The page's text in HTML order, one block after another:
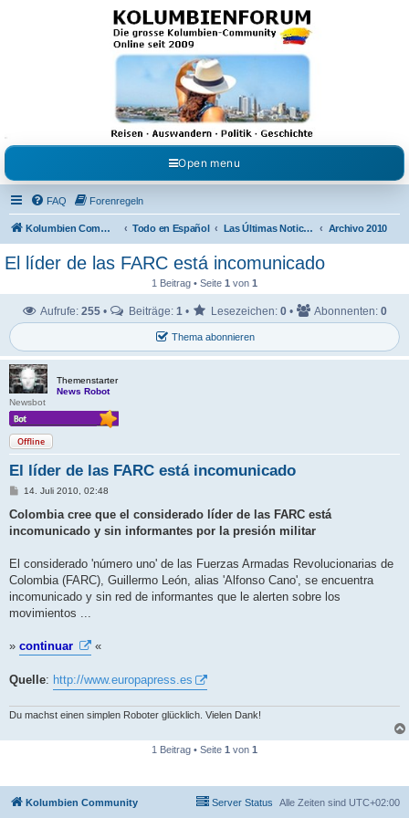
Kolumbienforum - Das
grosse Forum der
Freunde Kolumbiens
Reisen, Auswandern, Kultur, Politik, Geschichte und Visum in Kolumbien und Venezuela.
Austausch, Erfahrungen und Gemeinschaft im Kolumbienforum
Open menu
FAQ Forenregeln
Kolumbien Community Todo en Español Las Últimas Noticias en Español Archivo 2010
El líder de las FARC está incomunicado
1 Beitrag • Seite 1 von 1
Thema abonnieren
Aufrufe: 255 • Beiträge: 1 • Lesezeichen: 0 • Abonnenten: 0
Themenstarter
News Robot
Newsbot
Offline
El líder de las FARC está incomunicado
B
i
r
14. Juli 2010, 02:48
Colombia cree que el considerado líder de las FARC está
incomunicado y sin informantes por la presión militar
El considerado 'número uno' de las Fuerzas Armadas Revolucionarias de
Colombia (FARC), Guillermo León, alias 'Alfonso Cano', se encuentra
incomunicado y sin red de informantes que le alerten sobre los
movimientos ...
» continuar «
Quelle: http://www.europapress.es
Du machst einen simplen Roboter glücklich. Vielen Dank!
1 Beitrag • Seite 1 von 1
Kolumbien Community Alle Zeiten sind UTC+02:00
Server Status